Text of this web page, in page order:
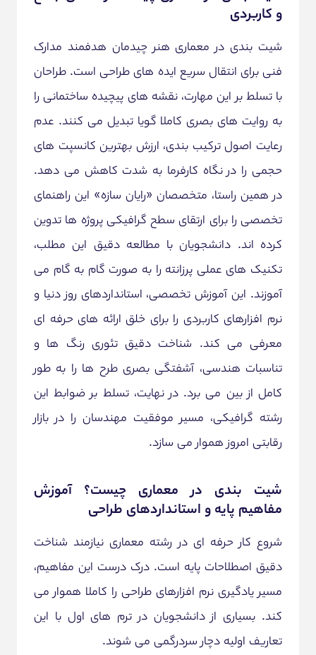
و کاربردی
شیت بندی در معماری هنر چیدمان هدفمند مدارک
فنی برای انتقال سریع ایده های طراحی است. طراحان
با تسلط بر این مهارت، نقشه های پیچیده ساختمانی را
به روایت های بصری کاملا گویا تبدیل می کنند. عدم
رعایت اصول ترکیب بندی، ارزش بهترین کانسپت های
حجمی را در نگاه کارفرما به شدت کاهش می دهد.
در همین راستا، متخصصان «رایان سازه» این راهنمای
تخصصی را برای ارتقای سطح گرافیکی پروژه ها تدوین
کرده اند. دانشجویان با مطالعه دقیق این مطلب،
تکنیک های عملی پرزانته را به صورت گام به گام می
آموزند. این آموزش تخصصی، استانداردهای روز دنیا و
نرم افزارهای کاربردی را برای خلق ارائه های حرفه ای
معرفی می کند. شناخت دقیق تئوری رنگ ها و
تناسبات هندسی، آشفتگی بصری طرح ها را به طور
کامل از بین می برد. در نهایت، تسلط بر ضوابط این
رشته گرافیکی، مسیر موفقیت مهندسان را در بازار
رقابتی امروز هموار می سازد.
شیت بندی در معماری چیست؟ آموزش
مفاهیم پایه و استانداردهای طراحی
شروع کار حرفه ای در رشته معماری نیازمند شناخت
دقیق اصطلاحات پایه است. درک درست این مفاهیم،
مسیر یادگیری نرم افزارهای طراحی را کاملا هموار می
کند. بسیاری از دانشجویان در ترم های اول با این
تعاریف اولیه دچار سردرگمی می شوند.